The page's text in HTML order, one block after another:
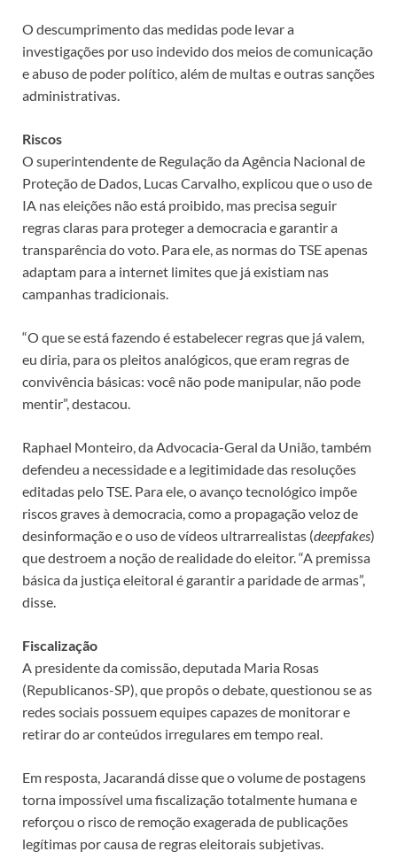
O descumprimento das medidas pode levar a
investigações por uso indevido dos meios de comunicação
e abuso de poder político, além de multas e outras sanções
administrativas.
Riscos
O superintendente de Regulação da Agência Nacional de
Proteção de Dados, Lucas Carvalho, explicou que o uso de
IA nas eleições não está proibido, mas precisa seguir
regras claras para proteger a democracia e garantir a
transparência do voto. Para ele, as normas do TSE apenas
adaptam para a internet limites que já existiam nas
campanhas tradicionais.
“O que se está fazendo é estabelecer regras que já valem,
eu diria, para os pleitos analógicos, que eram regras de
convivência básicas: você não pode manipular, não pode
mentir”, destacou.
Raphael Monteiro, da Advocacia-Geral da União, também
defendeu a necessidade e a legitimidade das resoluções
editadas pelo TSE. Para ele, o avanço tecnológico impõe
riscos graves à democracia, como a propagação veloz de
desinformação e o uso de vídeos ultrarrealistas (deepfakes)
que destroem a noção de realidade do eleitor. “A premissa
básica da justiça eleitoral é garantir a paridade de armas”,
disse.
Fiscalização
A presidente da comissão, deputada Maria Rosas
(Republicanos-SP), que propôs o debate, questionou se as
redes sociais possuem equipes capazes de monitorar e
retirar do ar conteúdos irregulares em tempo real.
Em resposta, Jacarandá disse que o volume de postagens
torna impossível uma fiscalização totalmente humana e
reforçou o risco de remoção exagerada de publicações
legítimas por causa de regras eleitorais subjetivas.